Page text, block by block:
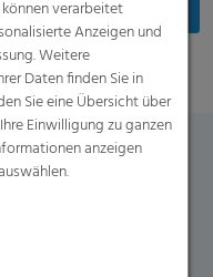
haben,
Formular.
verarbeitet
Anzeigen und
Weitere
Daten finden Sie in
Sie eine Übersicht über
Einwilligung zu ganzen
anzeigen